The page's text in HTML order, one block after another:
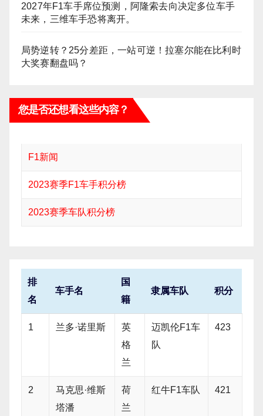
2027年F1车手席位预测，阿隆索去向决定多位车手
未来，三维车手恐将离开。
局势逆转？25分差距，一站可逆！拉塞尔能在比利时
大奖赛翻盘吗？
您是否还想看这些内容？
F1新闻
2023赛季F1车手积分榜
2023赛季车队积分榜
排
名
车手名
国
籍
隶属车队 积分
1 兰多·诺里斯
英
格
兰
迈凯伦F1车
队
423
2
马克思·维斯
塔潘
荷
兰
红牛F1车队 421